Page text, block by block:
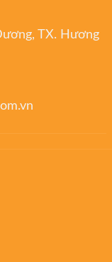
TX. Hương